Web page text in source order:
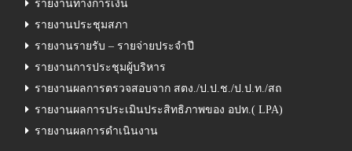
รายงานทางการเงิน
รายงานประชุมสภา
รายงานรายรับ – รายจ่ายประจำปี
รายงานการประชุมผู้บริหาร
รายงานผลการตรวจสอบจาก สตง./ป.ป.ช./ป.ป.ท./สถ
รายงานผลการประเมินประสิทธิภาพของ อปท.( LPA)
รายงานผลการดำเนินงาน